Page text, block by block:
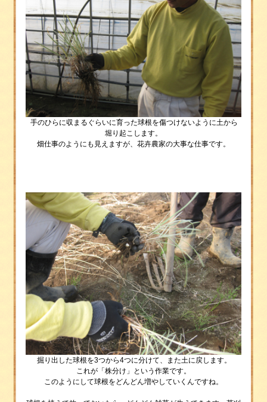
手のひらに収まるぐらいに育った球根を傷つけないように土から
堀り起こします。
畑仕事のようにも見えますが、花卉農家の大事な仕事です。
掘り出した球根を3つから4つに分けて、また土に戻します。
これが「株分け」という作業です。
このようにして球根をどんどん増やしていくんですね。